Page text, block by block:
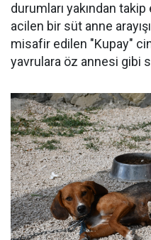
durumları yakından
acilen bir süt anne
misafir edilen "Kupay"
yavrulara öz annesi gibi